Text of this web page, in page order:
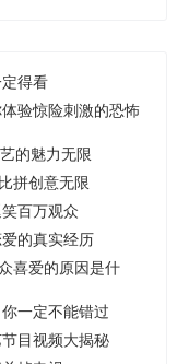
得看
验惊险刺激的恐怖
的魅力无限
拼创意无限
百万观众
的真实经历
喜爱的原因是什
一定不能错过
目视频大揭秘